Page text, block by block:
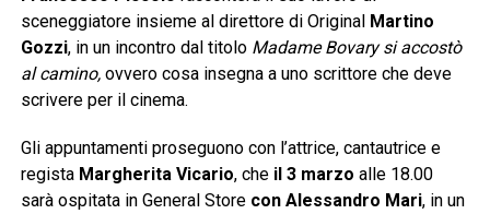
sceneggiatore insieme al direttore di Original Martino
Gozzi, in un incontro dal titolo Madame Bovary si accostò
al camino,ovvero cosa insegna a uno scrittore che deve
scrivere per il cinema.
Gli appuntamenti proseguono con l’attrice, cantautrice e
regista Margherita Vicario, che il 3 marzo alle 18.00
sarà ospitata in General Store con Alessandro Mari, in un